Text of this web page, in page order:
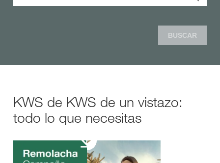
BUSCAR
KWS de KWS de un vistazo:
todo lo que necesitas